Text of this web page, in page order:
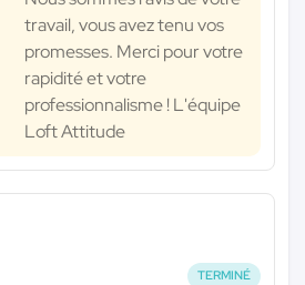
travail, vous avez tenu vos
promesses. Merci pour votre
rapidité et votre
professionnalisme ! L'équipe
Loft Attitude
TERMINÉ